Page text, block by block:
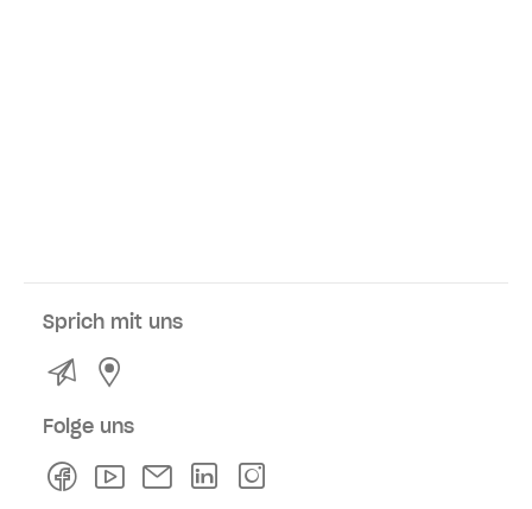
Sprich mit uns
Kontakt
Folge uns
FacebookYoutubeNewsletterLinkedln